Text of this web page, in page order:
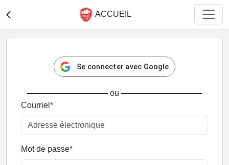
arrow_back_ios ACCUEIL
Se connecter avec Google
ou
Courriel *
Mot de passe*